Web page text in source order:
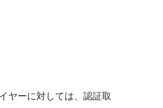
ヤーに対しては、認証取